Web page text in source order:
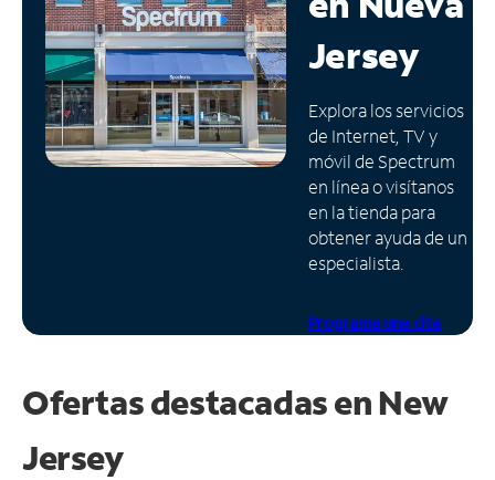
Administrar
cuenta
Encuentra
una
tienda
Jersey
Explora los servicios
de Internet, TV y
móvil de Spectrum
en línea o visítanos
en la tienda para
obtener ayuda de un
especialista.
Programa una cita
Ofertas destacadas en New
Jersey